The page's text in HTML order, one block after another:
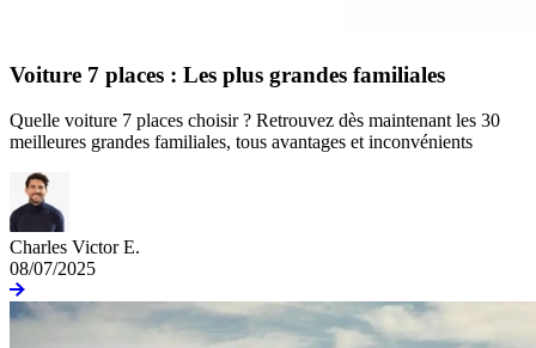
Voiture 7 places : Les plus grandes familiales
Quelle voiture 7 places choisir ? Retrouvez dès maintenant les 30
meilleures grandes familiales, tous avantages et inconvénients
Charles Victor E.
08/07/2025